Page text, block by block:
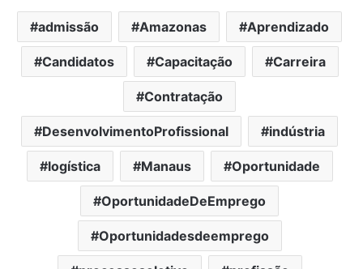
admissão Amazonas Aprendizado
Candidatos Capacitação Carreira
Contratação
DesenvolvimentoProfissional indústria
logística Manaus Oportunidade
OportunidadeDeEmprego
Oportunidadesdeemprego